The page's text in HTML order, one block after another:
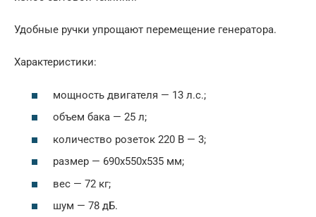
Удобные ручки упрощают перемещение генератора.
Характеристики:
мощность двигателя — 13 л.с.;
объем бака — 25 л;
количество розеток 220 В — 3;
размер — 690x550x535 мм;
вес — 72 кг;
шум — 78 дБ.